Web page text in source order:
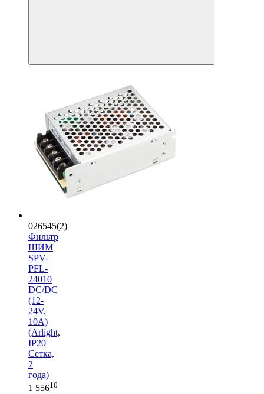
026545(2)
Фильтр
ШИМ
SPV-
PFL-
24010
DC/DC
(12-
24V,
10A)
(Arlight,
IP20
Сетка,
2
года)
1 55610